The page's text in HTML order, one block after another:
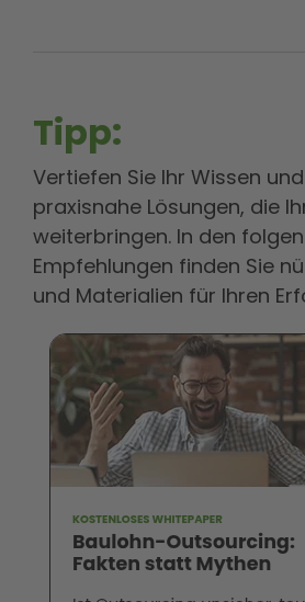
Tipp:
Vertiefen Sie Ihr Wissen
praxisnahe Lösungen, die
weiterbringen. In den
Empfehlungen finden Sie
und Materialien für Ihren